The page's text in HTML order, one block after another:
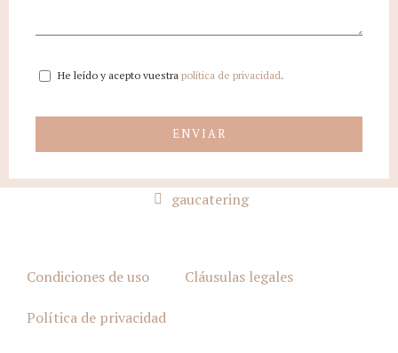
He leído y acepto vuestra política de privacidad.
ENVIAR
gaucatering
Condiciones de uso Cláusulas legales
Política de privacidad